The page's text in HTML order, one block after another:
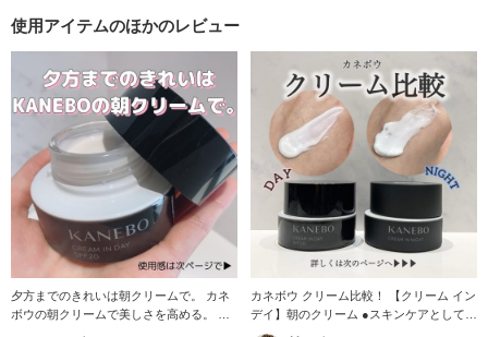
使用アイテムのほかのレビュー
夕方までのきれいは朝クリームで。 カネ
ボウの朝クリームで美しさを高める。 カ
カネボウ クリーム比較！ 【クリーム イン
デイ】朝のクリーム ●スキンケアとして
日